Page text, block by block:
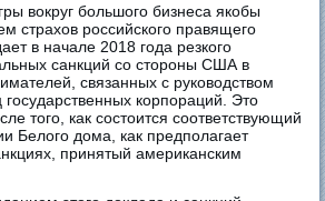
вокруг большого бизнеса якобы
страхов российского правящего
в начале 2018 года резкого
санкций со стороны США в
связанных с руководством
корпораций. Это
того, как состоится соответствующий
Белого дома, как предполагает
принятый американским